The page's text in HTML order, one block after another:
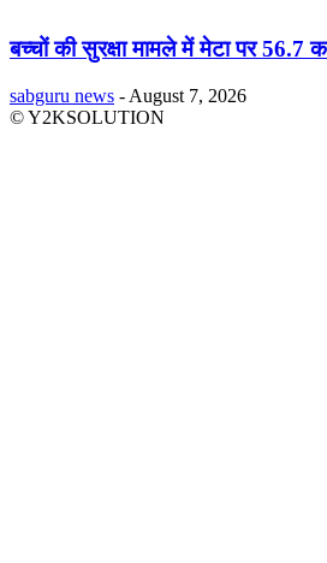
बच्चों की सुरक्षा मामले में मेटा पर 56.7
sabguru news - August 7, 2026
© Y2KSOLUTION